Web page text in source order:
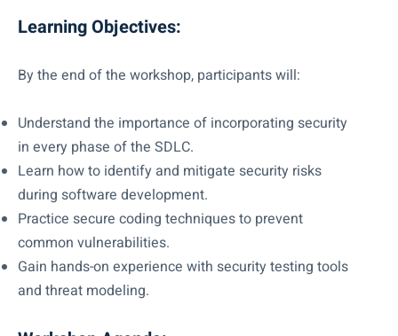
Learning Objectives:
By the end of the workshop, participants will:
Understand the importance of incorporating security
in every phase of the SDLC.
Learn how to identify and mitigate security risks
during software development.
Practice secure coding techniques to prevent
common vulnerabilities.
Gain hands-on experience with security testing tools
and threat modeling.